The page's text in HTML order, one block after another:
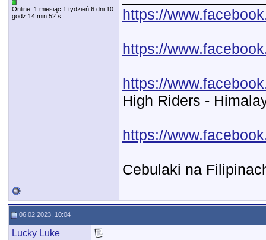
Online: 1 miesiąc 1 tydzień 6 dni 10
godz 14 min 52 s
https://
https://
https://
High Riders -
https://
Cebulaki na
06.02.2023, 10:04
Lucky Luke